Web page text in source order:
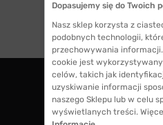
1
ZWROTY
masz 14 dni na decyzję
Dopasujemy się do Twoich
Nasz sklep korzysta z
podobnych technologii,
przechowywania
cookie jest
celów, takich jak
uzyskiwanie informacji
naszego Sklepu lub w celu
wyświetlanych treści.